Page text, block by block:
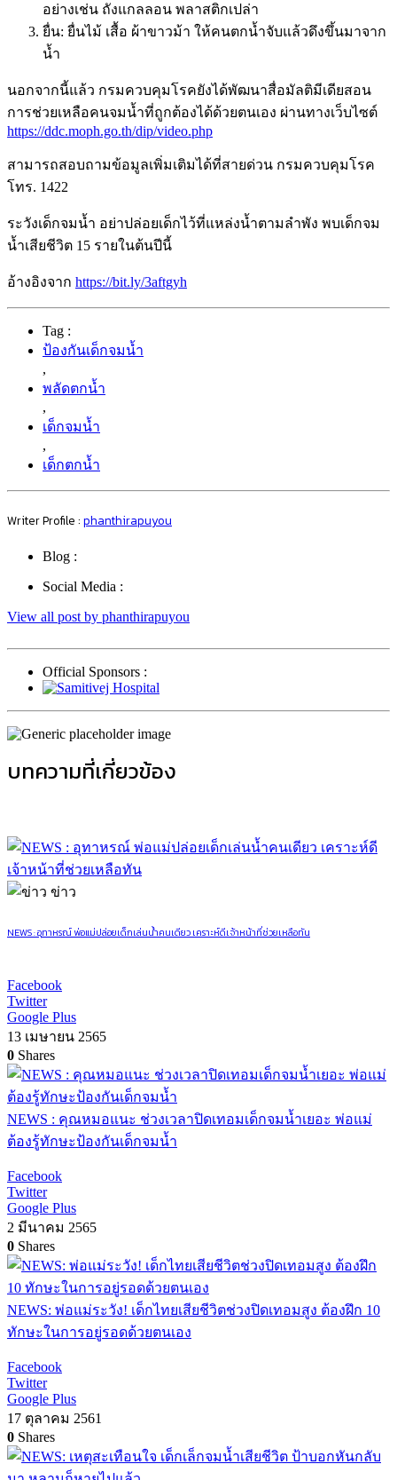
อย่างเช่น ถังแกลลอน พลาสติกเปล่า
ยื่น: ยื่นไม้ เสื้อ ผ้าขาวม้า ให้คนตกน้ำจับแล้วดึงขึ้นมาจาก
น้ำ
นอกจากนี้แล้ว กรมควบคุมโรคยังได้พัฒนาสื่อมัลติมีเดียสอน
การช่วยเหลือคนจมน้ำที่ถูกต้องได้ด้วยตนเอง ผ่านทางเว็บไซต์
https://ddc.moph.go.th/dip/video.php
สามารถสอบถามข้อมูลเพิ่มเติมได้ที่สายด่วน กรมควบคุมโรค
โทร. 1422
ระวังเด็กจมน้ำ อย่าปล่อยเด็กไว้ที่แหล่งน้ำตามลำพัง พบเด็กจม
น้ำเสียชีวิต 15 รายในต้นปีนี้
อ้างอิงจาก https://bit.ly/3aftgyh
Tag :
ป้องกันเด็กจมน้ำ
,
พลัดตกน้ำ
,
เด็กจมน้ำ
,
เด็กตกน้ำ
Writer Profile : phanthirapuyou
Blog :
Social Media :
View all post by phanthirapuyou
Official Sponsors :
บทความที่เกี่ยวข้อง
ข่าว
NEWS : อุทาหรณ์ พ่อแม่ปล่อยเด็กเล่นน้ำคนเดียว เคราะห์ดีเจ้าหน้าที่ช่วยเหลือทัน
Facebook
Twitter
Google Plus
13 เมษายน 2565
0 Shares
NEWS : คุณหมอแนะ ช่วงเวลาปิดเทอมเด็กจมน้ำเยอะ พ่อแม่
ต้องรู้ทักษะป้องกันเด็กจมน้ำ
Facebook
Twitter
Google Plus
2 มีนาคม 2565
0 Shares
NEWS: พ่อแม่ระวัง! เด็กไทยเสียชีวิตช่วงปิดเทอมสูง ต้องฝึก 10
ทักษะในการอยู่รอดด้วยตนเอง
Facebook
Twitter
Google Plus
17 ตุลาคม 2561
0 Shares